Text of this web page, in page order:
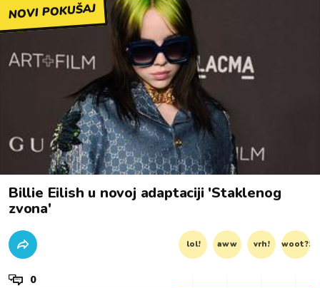
NOVI POKUŠAJ
Billie Eilish u novoj adaptaciji 'Staklenog
zvona'
lol! aww vrh! woot?!
0